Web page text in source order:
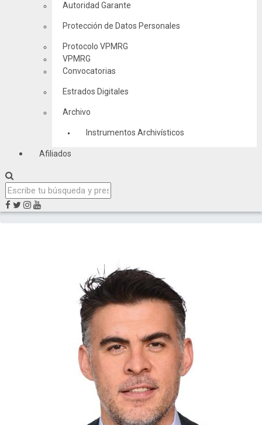
Autoridad Garante
Protección de Datos Personales
Protocolo VPMRG
VPMRG
Convocatorias
Estrados Digitales
Archivo
Instrumentos Archivísticos
Afiliados